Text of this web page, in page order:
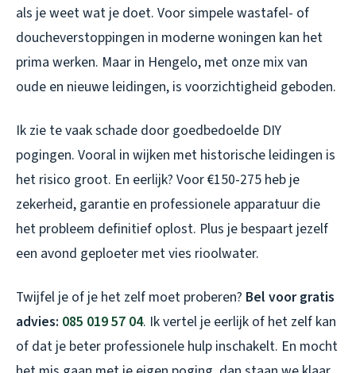
als je weet wat je doet. Voor simpele wastafel- of
doucheverstoppingen in moderne woningen kan het
prima werken. Maar in Hengelo, met onze mix van
oude en nieuwe leidingen, is voorzichtigheid geboden.
Ik zie te vaak schade door goedbedoelde DIY
pogingen. Vooral in wijken met historische leidingen is
het risico groot. En eerlijk? Voor €150-275 heb je
zekerheid, garantie en professionele apparatuur die
het probleem definitief oplost. Plus je bespaart jezelf
een avond geploeter met vies rioolwater.
Twijfel je of je het zelf moet proberen? Bel voor gratis
advies: 085 019 57 04. Ik vertel je eerlijk of het zelf kan
of dat je beter professionele hulp inschakelt. En mocht